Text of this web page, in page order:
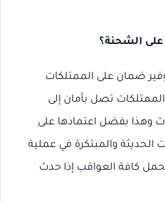
الشحنة؟
ضمان على الممتلكات
تصل بأمان إلى
وهذا بفضل اعتمادها على
الحديثة والمبتكرة في عملية
كافة العواقب إذا حدث